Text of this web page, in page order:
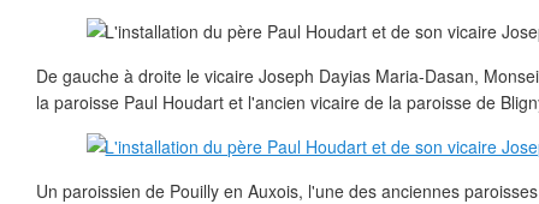
De gauche à droite le vicaire Joseph Dayias Maria-Dasan,
la paroisse Paul Houdart et l'ancien vicaire de la paroisse de
Un paroissien de Pouilly en Auxois, l'une des anciennes